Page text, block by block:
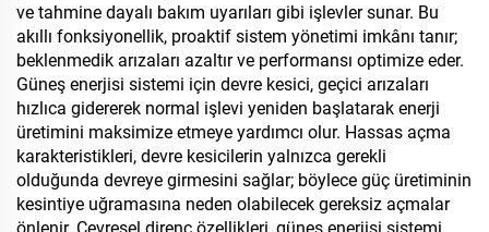
ve tahmine dayalı bakım uyarıları gibi işlevler sunar. Bu
akıllı fonksiyonellik, proaktif sistem yönetimi imkânı tanır;
beklenmedik arızaları azaltır ve performansı optimize eder.
Güneş enerjisi sistemi için devre kesici, geçici arızaları
hızlıca gidererek normal işlevi yeniden başlatarak enerji
üretimini maksimize etmeye yardımcı olur. Hassas açma
karakteristikleri, devre kesicilerin yalnızca gerekli
olduğunda devreye girmesini sağlar; böylece güç üretiminin
kesintiye uğramasına neden olabilecek gereksiz açmalar